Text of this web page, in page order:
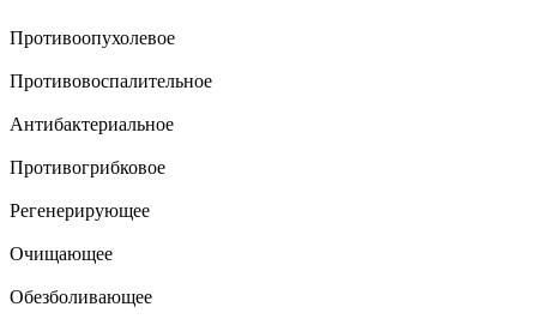
Противоопухолевое
Противовоспалительное
Антибактериальное
Противогрибковое
Регенерирующее
Очищающее
Обезболивающее